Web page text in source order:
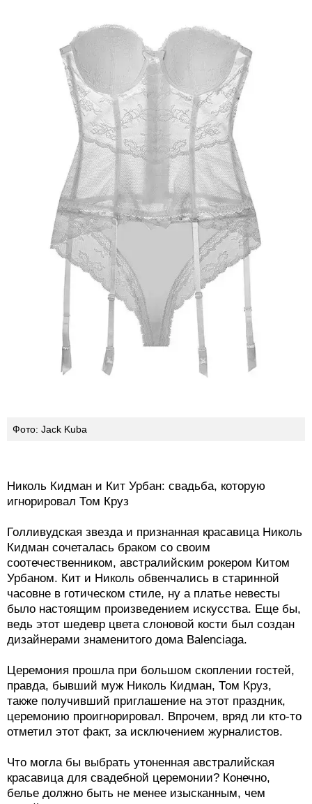
Фото: Jack Kuba
Николь Кидман и Кит Урбан: свадьба, которую
игнорировал Том Круз
Голливудская звезда и признанная красавица Николь
Кидман сочеталась браком со своим
соотечественником, австралийским рокером Китом
Урбаном. Кит и Николь обвенчались в старинной
часовне в готическом стиле, ну а платье невесты
было настоящим произведением искусства. Еще бы,
ведь этот шедевр цвета слоновой кости был создан
дизайнерами знаменитого дома Balenciaga.
Церемония прошла при большом скоплении гостей,
правда, бывший муж Николь Кидман, Том Круз,
также получивший приглашение на этот праздник,
церемонию проигнорировал. Впрочем, вряд ли кто-то
отметил этот факт, за исключением журналистов.
Что могла бы выбрать утоненная австралийская
красавица для свадебной церемонии? Конечно,
белье должно быть не менее изысканным, чем